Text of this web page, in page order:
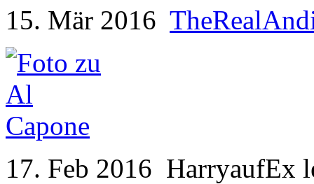
15. Mär 2016
17. Feb 2016 HarryaufEx